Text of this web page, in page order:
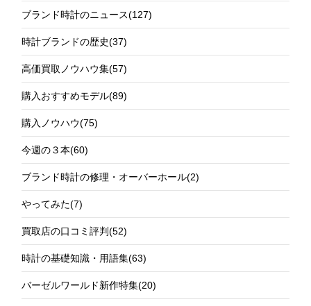
ブランド時計のニュース(127)
時計ブランドの歴史(37)
高価買取ノウハウ集(57)
購入おすすめモデル(89)
購入ノウハウ(75)
今週の３本(60)
ブランド時計の修理・オーバーホール(2)
やってみた(7)
買取店の口コミ評判(52)
時計の基礎知識・用語集(63)
バーゼルワールド新作特集(20)